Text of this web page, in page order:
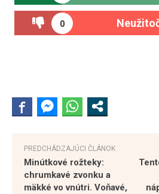
0
PREDCHÁDZAJÚCI ČLÁNOK
Minútkové rožteky:
chrumkavé zvonku a
mäkké vo vnútri. Voňavé,